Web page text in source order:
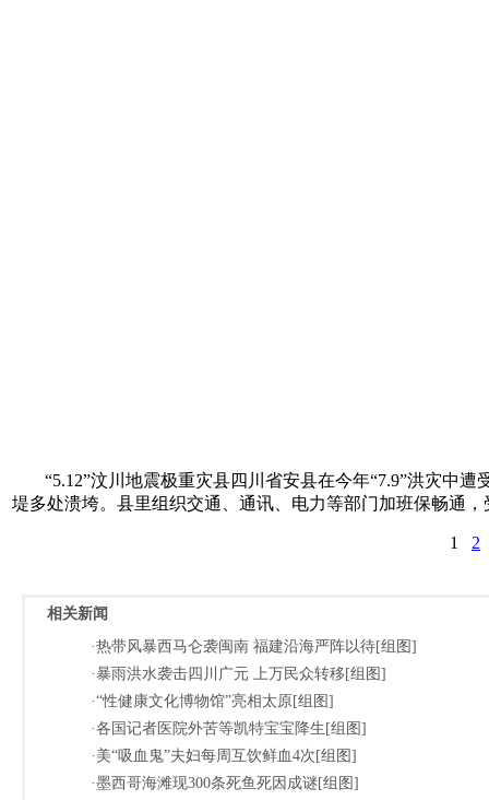
“5.12”汶川地震极重灾县四川省安县在今年“7.9”洪灾中
堤多处溃垮。县里组织交通、通讯、电力等部门加班保畅通
1 2
相关新闻
·热带风暴西马仑袭闽南 福建沿海严阵以待[组图]
·暴雨洪水袭击四川广元 上万民众转移[组图]
·“性健康文化博物馆”亮相太原[组图]
·各国记者医院外苦等凯特宝宝降生[组图]
·美“吸血鬼”夫妇每周互饮鲜血4次[组图]
·墨西哥海滩现300条死鱼死因成谜[组图]